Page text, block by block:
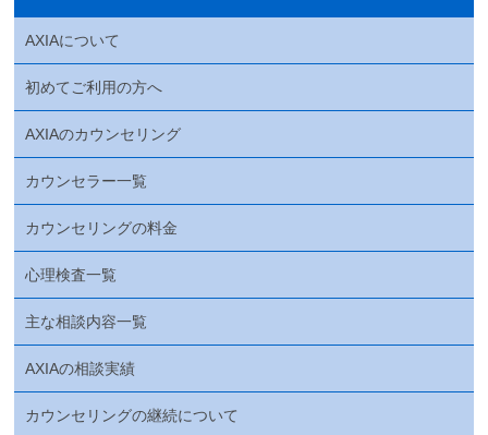
AXIAについて
初めてご利用の方へ
AXIAのカウンセリング
カウンセラー一覧
カウンセリングの料金
心理検査一覧
主な相談内容一覧
AXIAの相談実績
カウンセリングの継続について